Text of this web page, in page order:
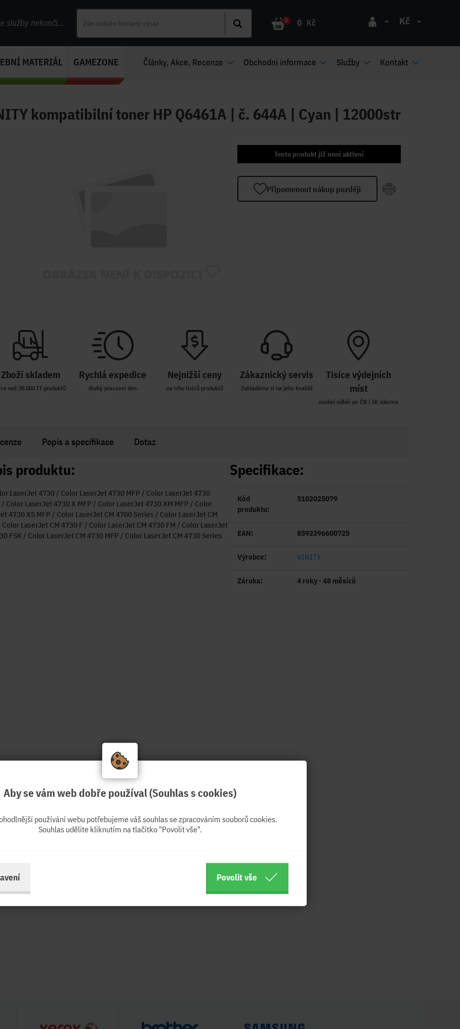
služby nekončí... 0 0 Kč Kč
MATERIÁL GAMEZONE Články, Akce, Recenze Obchodní informace Služby Kontakt
kompatibilní toner HP Q6461A | č. 644A | Cyan | 12000str
Tento produkt již není aktivní
Připomenout nákup později
Zboží skladem
než 20.000 IT produktů
Rychlá expedice
druhý pracovní den
Nejnižší ceny
na trhu tisíců produktů
Zákaznický servis
Zakládáme si na jeho kvalitě
Tisíce výdejních
míst
osobní odběr po ČR i SK zdarma
Popis a specifikace Dotaz
produktu:
LaserJet 4730 / Color LaserJet 4730 MFP / Color LaserJet 4730
Color LaserJet 4730 X MFP / Color LaserJet 4730 XM MFP / Color
4730 XS MFP / Color LaserJet CM 4700 Series / Color LaserJet CM
LaserJet CM 4730 F / Color LaserJet CM 4730 FM / Color LaserJet
FSK / Color LaserJet CM 4730 MFP / Color LaserJet CM 4730 Series
Specifikace:
Kód
produktu:
5102025079
EAN: 8592396600725
Výrobce: VINITY
Záruka: 4 roky - 48 měsíců
Aby se vám web dobře používal (Souhlas s cookies)
používání webu potřebujeme váš souhlas se zpracováním souborů cookies.
Souhlas udělíte kliknutím na tlačítko "Povolit vše".
Povolit vše